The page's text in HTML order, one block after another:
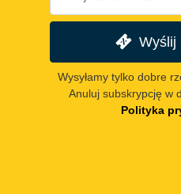
Wyślij
Wysyłamy tylko dobre
Anuluj subskrypcję w
Polityka